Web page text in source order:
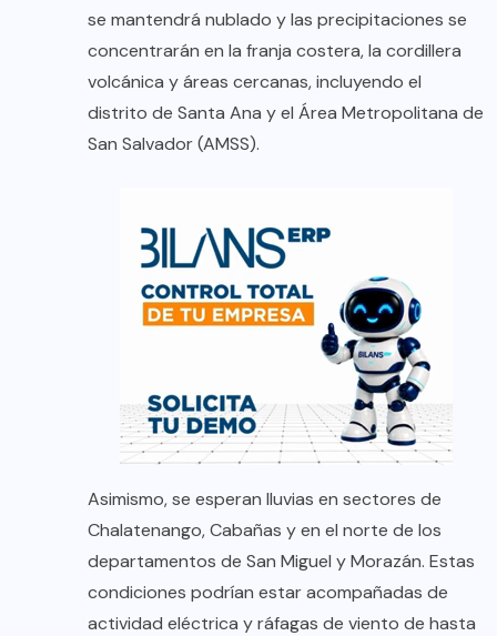
se mantendrá nublado y las precipitaciones se
concentrarán en la franja costera, la cordillera
volcánica y áreas cercanas, incluyendo el
distrito de Santa Ana y el Área Metropolitana de
San Salvador (AMSS).
Asimismo, se esperan lluvias en sectores de
Chalatenango, Cabañas y en el norte de los
departamentos de San Miguel y Morazán. Estas
condiciones podrían estar acompañadas de
actividad eléctrica y ráfagas de viento de hasta